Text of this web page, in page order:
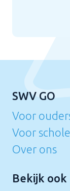
SWV GO
Voor
Voor
Over ons
Bekijk ook